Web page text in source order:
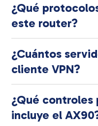
¿Qué
este router?
¿Cuántos
cliente VPN?
¿Qué controles
incluye el